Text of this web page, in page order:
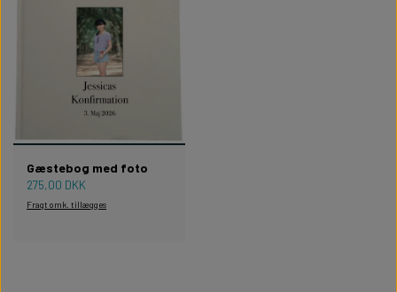
Gæstebog med foto
275,00 DKK
Fragt omk. tillægges